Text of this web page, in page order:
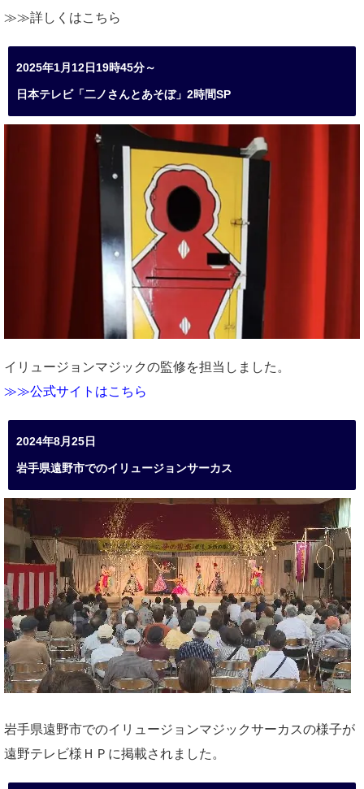
≫≫詳しくはこちら
2025年1月12日19時45分～
日本テレビ「二ノさんとあそぼ」2時間SP
イリュージョンマジックの監修を担当しました。
≫≫公式サイトはこちら
2024年8月25日
岩手県遠野市でのイリュージョンサーカス
岩手県遠野市でのイリュージョンマジックサーカスの様子が
遠野テレビ様ＨＰに掲載されました。